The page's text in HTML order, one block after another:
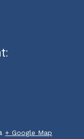
+ Google Map